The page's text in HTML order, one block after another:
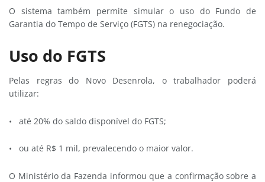
O sistema também permite simular o uso do Fundo de
Garantia do Tempo de Serviço (FGTS) na renegociação.
Uso do FGTS
Pelas regras do Novo Desenrola, o trabalhador poderá
utilizar:
• até 20% do saldo disponível do FGTS;
• ou até R$ 1 mil, prevalecendo o maior valor.
O Ministério da Fazenda informou que a confirmação sobre a